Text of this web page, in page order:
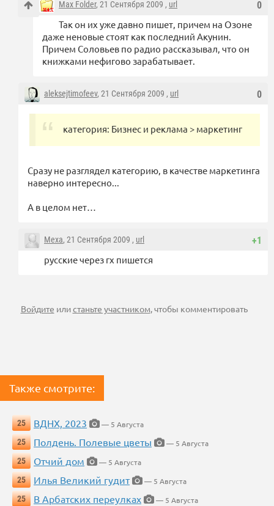
0
Max Folder, 21 Сентября 2009 , url
Так он их уже давно пишет, причем на Озоне
даже неновые стоят как последний Акунин.
Причем Соловьев по радио рассказывал, что он
книжками нефигово зарабатывает.
0
aleksejtimofeev, 21 Сентября 2009 , url
категория: Бизнес и реклама > маркетинг
Сразу не разглядел категорию, в качестве маркетинга
наверно интересно...
А в целом нет…
+1
Mexa, 21 Сентября 2009 , url
русские через гх пишется
Войдите илистаньте участником, чтобы комментировать
Также смотрите:
25 ВДНХ, 2023
— 5 Августа
25
Полдень. Полевые цветы
— 5 Августа
25
Отчий дом
— 5 Августа
25
Илья Великий гудит
— 5 Августа
25
В Арбатских переулках
— 5 Августа